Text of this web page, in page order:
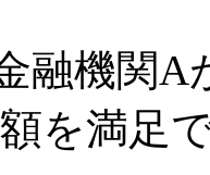
融機関A
を満足